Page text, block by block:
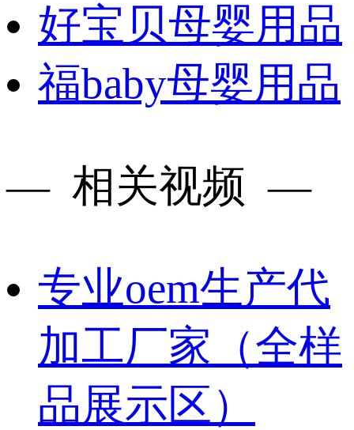
好宝贝母婴用品
福baby母婴用品
— 相关视频 —
专业oem生产代
加工厂家（全样
品展示区）